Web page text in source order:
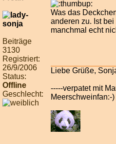
Beiträge
3130
Registriert:
26/9/2006
Status:
Offline
Geschlecht:
Was das
anderen zu. Ist
manchmal echt
Liebe Grüße,
-----verpatet mit
Meerschweinfan:-)